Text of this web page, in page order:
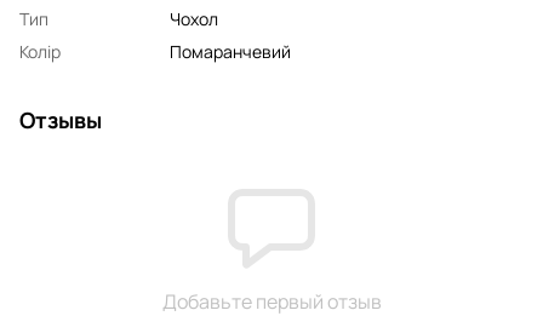
Тип
Чохол
Колір
Помаранчевий
Отзывы
Добавьте первый отзыв